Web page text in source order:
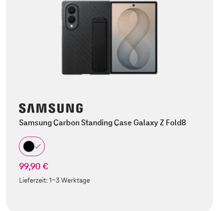
Samsung Carbon Standing Case Galaxy Z Fold8
99,90 €
Lieferzeit:1-3 Werktage